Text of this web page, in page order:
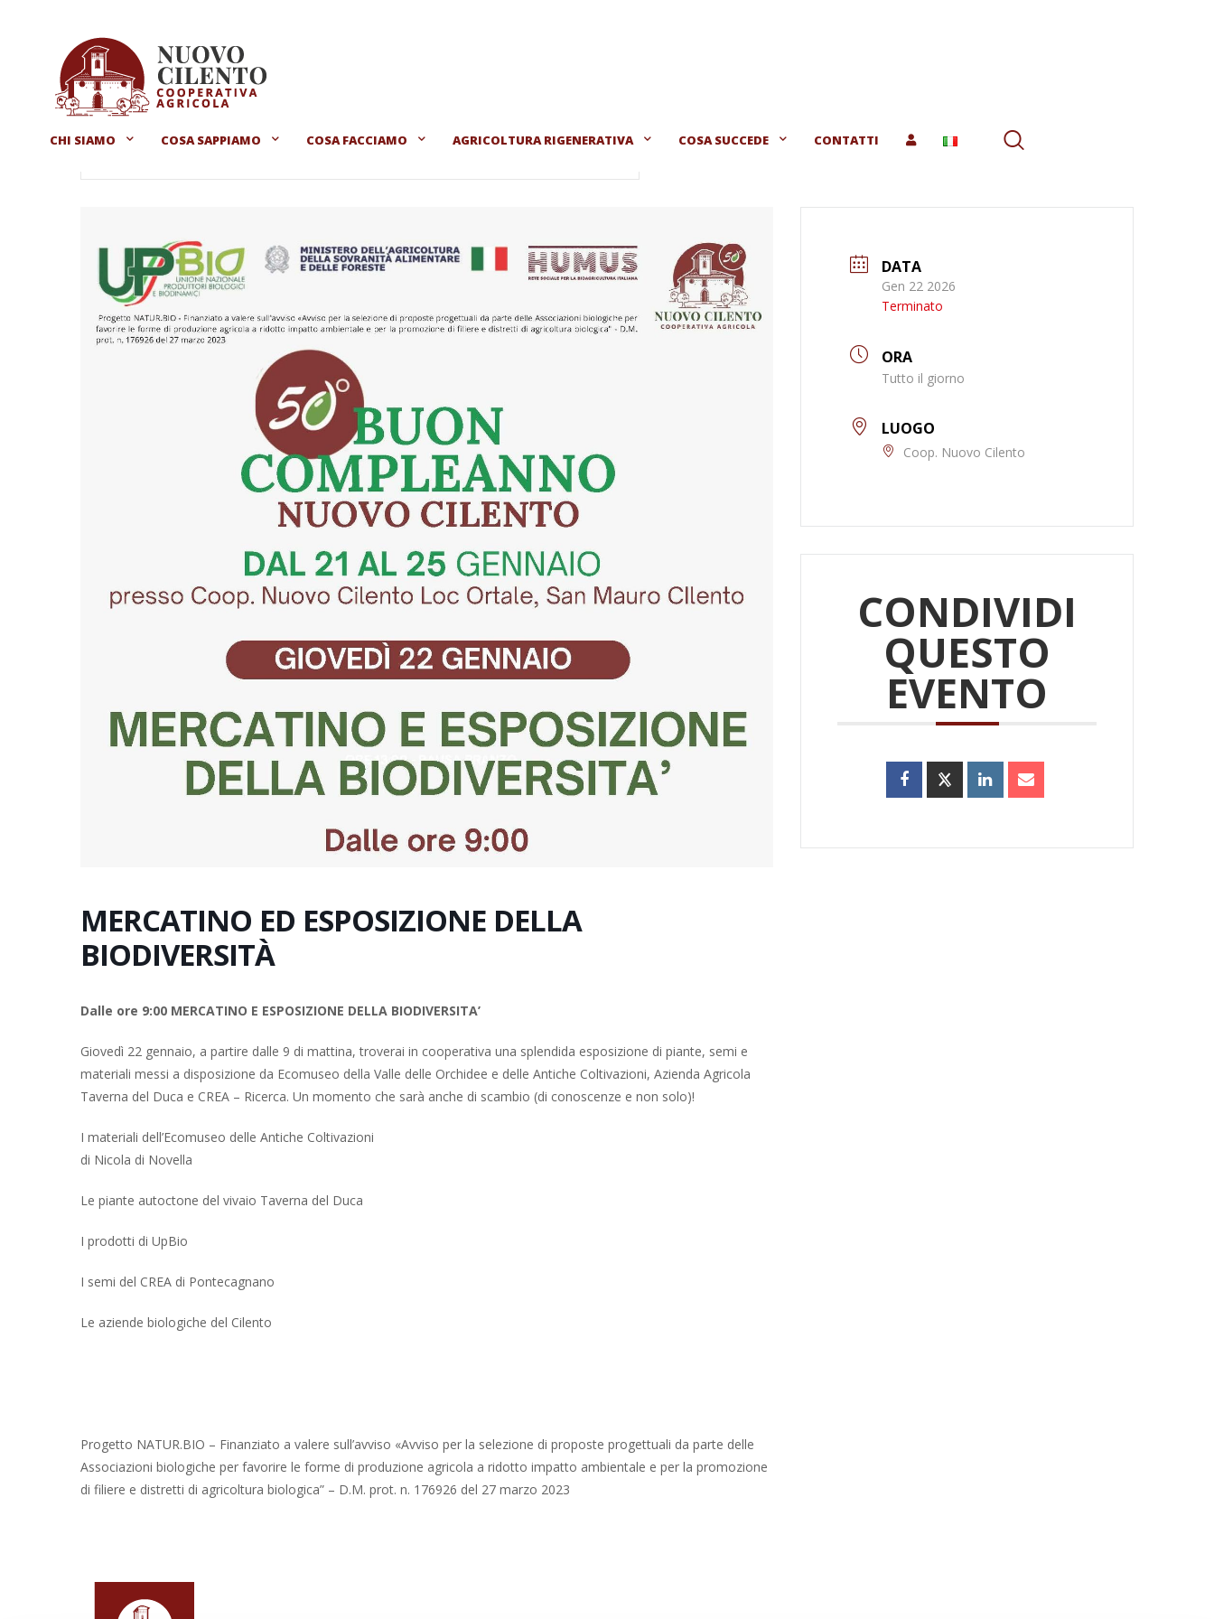
CHI SIAMO COSA SAPPIAMO COSA FACCIAMO AGRICOLTURA RIGENERATIVA COSA SUCCEDE CONTATTI
MERCATINO ED ESPOSIZIONE DELLA
BIODIVERSITÀ
Dalle ore 9:00 MERCATINO E ESPOSIZIONE DELLA BIODIVERSITA’
Giovedì 22 gennaio, a partire dalle 9 di mattina, troverai in cooperativa una splendida esposizione di piante, semi e
materiali messi a disposizione da Ecomuseo della Valle delle Orchidee e delle Antiche Coltivazioni, Azienda Agricola
Taverna del Duca e CREA – Ricerca. Un momento che sarà anche di scambio (di conoscenze e non solo)!
I materiali dell’Ecomuseo delle Antiche Coltivazioni
di Nicola di Novella
Le piante autoctone del vivaio Taverna del Duca
I prodotti di UpBio
I semi del CREA di Pontecagnano
Le aziende biologiche del Cilento
Progetto NATUR.BIO – Finanziato a valere sull’avviso «Avviso per la selezione di proposte progettuali da parte delle
Associazioni biologiche per favorire le forme di produzione agricola a ridotto impatto ambientale e per la promozione
di filiere e distretti di agricoltura biologica” – D.M. prot. n. 176926 del 27 marzo 2023
DATA
Gen 22 2026
Terminato
ORA
Tutto il giorno
LUOGO
Coop. Nuovo Cilento
CONDIVIDI
QUESTO
EVENTO